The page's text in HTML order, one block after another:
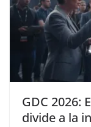
GDC 2026:
divide a la